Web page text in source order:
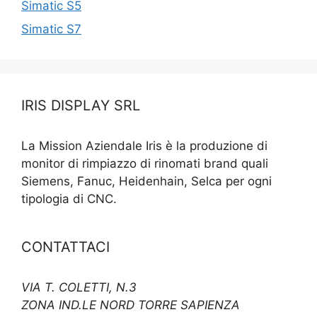
Simatic S5
Simatic S7
IRIS DISPLAY SRL
La Mission Aziendale Iris è la produzione di
monitor di rimpiazzo di rinomati brand quali
Siemens, Fanuc, Heidenhain, Selca per ogni
tipologia di CNC.
CONTATTACI
VIA T. COLETTI, N.3
ZONA IND.LE NORD TORRE SAPIENZA